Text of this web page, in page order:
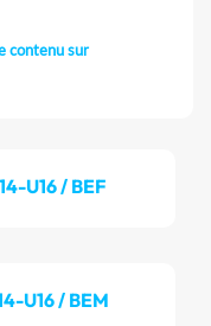
contenu sur
U16 / BEF
U16 / BEM